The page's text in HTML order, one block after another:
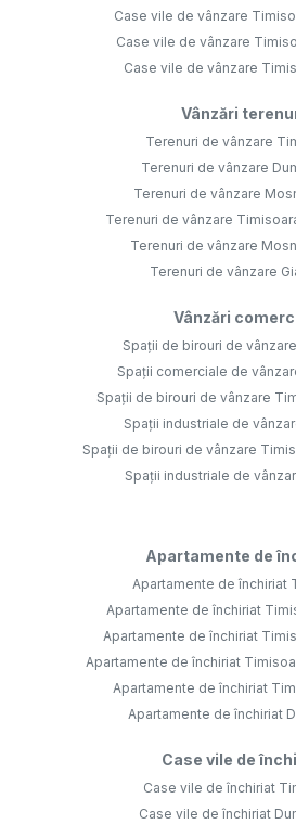
Case vile de vânzare
Case vile de vânzare
Case vile de vânzare
Vânzări
Terenuri de vânzare
Terenuri de vânzare
Terenuri de vânzare
Terenuri de vânzare
Terenuri de vânzare
Terenuri de vânzare
Vânzări
Spații de birouri de
Spații comerciale de
Spații de birouri de vânzare
Spații industriale de
Spații de birouri de vânzare
Spații industriale de
Apartamente de
Apartamente de închiriat
Apartamente de închiriat
Apartamente de închiriat
Apartamente de închiriat
Apartamente de închiriat
Apartamente de închiriat
Case vile de
Case vile de închiriat
Case vile de închiriat